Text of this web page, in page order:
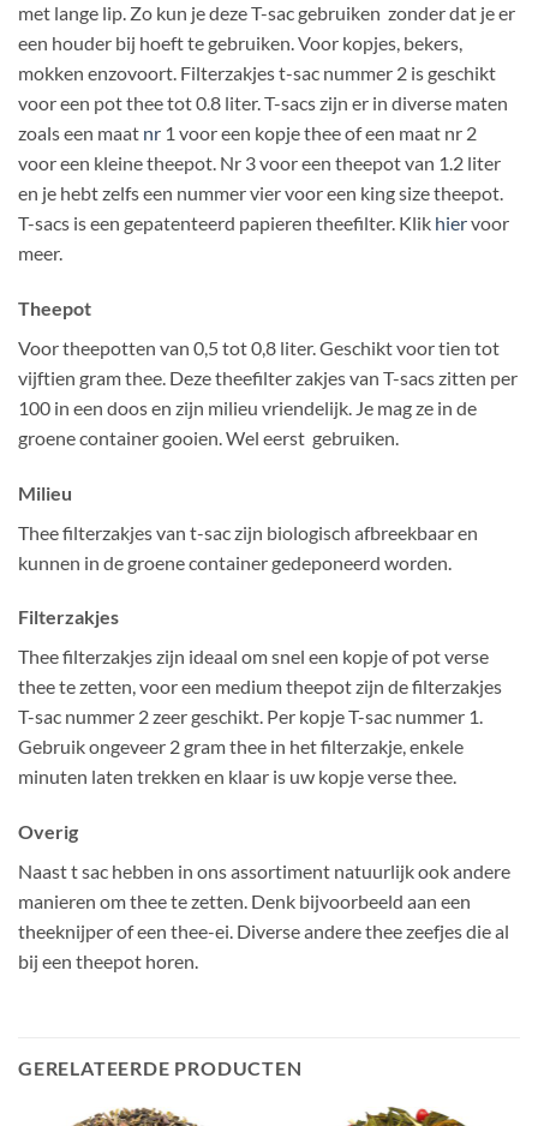
met lange lip. Zo kun je deze T-sac gebruiken zonder dat je er
een houder bij hoeft te gebruiken. Voor kopjes, bekers,
mokken enzovoort. Filterzakjes t-sac nummer 2 is geschikt
voor een pot thee tot 0.8 liter. T-sacs zijn er in diverse maten
zoals een maat nr 1 voor een kopje thee of een maat nr 2
voor een kleine theepot. Nr 3 voor een theepot van 1.2 liter
en je hebt zelfs een nummer vier voor een king size theepot.
T-sacs is een gepatenteerd papieren theefilter. Klik hiervoor
meer.
Theepot
Voor theepotten van 0,5 tot 0,8 liter. Geschikt voor tien tot
vijftien gram thee. Deze theefilter zakjes van T-sacs zitten per
100 in een doos en zijn milieu vriendelijk. Je mag ze in de
groene container gooien. Wel eerst gebruiken.
Milieu
Thee filterzakjes van t-sac zijn biologisch afbreekbaar en
kunnen in de groene container gedeponeerd worden.
Filterzakjes
Thee filterzakjes zijn ideaal om snel een kopje of pot verse
thee te zetten, voor een medium theepot zijn de filterzakjes
T-sac nummer 2 zeer geschikt. Per kopje T-sac nummer 1.
Gebruik ongeveer 2 gram thee in het filterzakje, enkele
minuten laten trekken en klaar is uw kopje verse thee.
Overig
Naast t sac hebben in ons assortiment natuurlijk ook andere
manieren om thee te zetten. Denk bijvoorbeeld aan een
theeknijper of een thee-ei. Diverse andere thee zeefjes die al
bij een theepot horen.
GERELATEERDE PRODUCTEN